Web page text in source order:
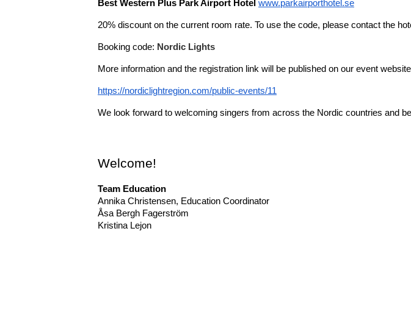
Best Western Plus Park Airport Hotel www.parkairporthotel.se
20% discount on the current room rate. To use the code, please contact the
Booking code: Nordic Lights
More information and the registration link will be published on our event
https://nordiclightregion.com/public-events/11
We look forward to welcoming singers from across the Nordic countries and
Welcome!
Team Education
Annika Christensen, Education Coordinator
Åsa Bergh Fagerström
Kristina Lejon